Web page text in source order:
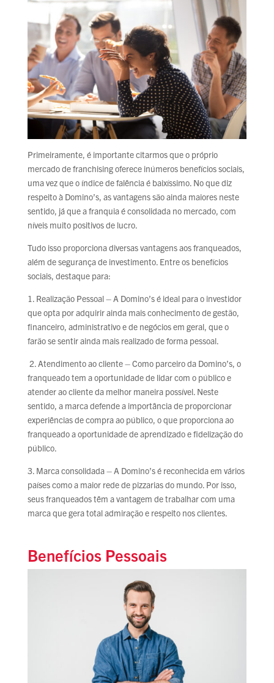
Primeiramente, é importante citarmos que o próprio
mercado de franchising oferece inúmeros benefícios sociais,
uma vez que o índice de falência é baixíssimo. No que diz
respeito à Domino’s, as vantagens são ainda maiores neste
sentido, já que a franquia é consolidada no mercado, com
níveis muito positivos de lucro.
Tudo isso proporciona diversas vantagens aos franqueados,
além de segurança de investimento. Entre os benefícios
sociais, destaque para:
1. Realização Pessoal – A Domino’s é ideal para o investidor
que opta por adquirir ainda mais conhecimento de gestão,
financeiro, administrativo e de negócios em geral, que o
farão se sentir ainda mais realizado de forma pessoal.
2. Atendimento ao cliente – Como parceiro da Domino’s, o
franqueado tem a oportunidade de lidar com o público e
atender ao cliente da melhor maneira possível. Neste
sentido, a marca defende a importância de proporcionar
experiências de compra ao público, o que proporciona ao
franqueado a oportunidade de aprendizado e fidelização do
público.
3. Marca consolidada – A Domino’s é reconhecida em vários
países como a maior rede de pizzarias do mundo. Por isso,
seus franqueados têm a vantagem de trabalhar com uma
marca que gera total admiração e respeito nos clientes.
Benefícios Pessoais